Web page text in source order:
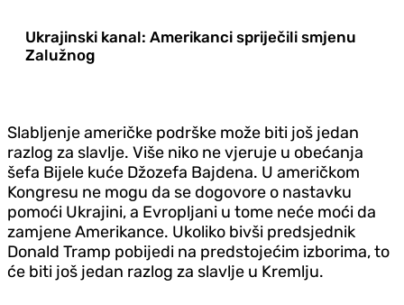
Ukrajinski kanal: Amerikanci spriječili smjenu
Zalužnog
Slabljenje američke podrške može biti još jedan
razlog za slavlje. Više niko ne vjeruje u obećanja
šefa Bijele kuće Džozefa Bajdena. U američkom
Kongresu ne mogu da se dogovore o nastavku
pomoći Ukrajini, a Evropljani u tome neće moći da
zamjene Amerikance. Ukoliko bivši predsjednik
Donald Tramp pobijedi na predstojećim izborima, to
će biti još jedan razlog za slavlje u Kremlju.